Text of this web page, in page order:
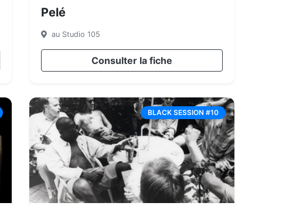
Pelé
au Studio 105
Consulter la fiche
BLACK SESSION #10